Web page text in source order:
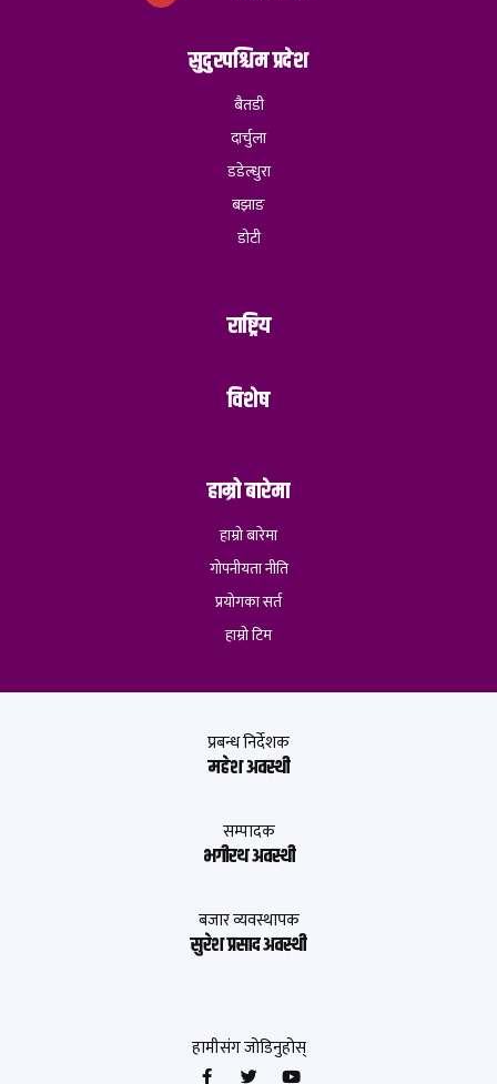
सुदुरपश्चिम प्रदेश
बैतडी
दार्चुला
डडेल्धुरा
बझाङ
डोटी
राष्ट्रिय
विशेष
हाम्रो बारेमा
हाम्रो बारेमा
गोपनीयता नीति
प्रयोगका सर्त
हाम्रो टिम
प्रबन्ध निर्देशक
महेश अवस्थी
सम्पादक
भगीरथ अवस्थी
बजार व्यवस्थापक
सुरेश प्रसाद अवस्थी
हामीसंग जोडिनुहोस्